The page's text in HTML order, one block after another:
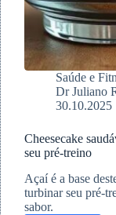
Saúde e
Dr Juliano
30.10.2025
Cheesecake
seu pré-treino
Açaí é a base
turbinar seu pré-
sabor.